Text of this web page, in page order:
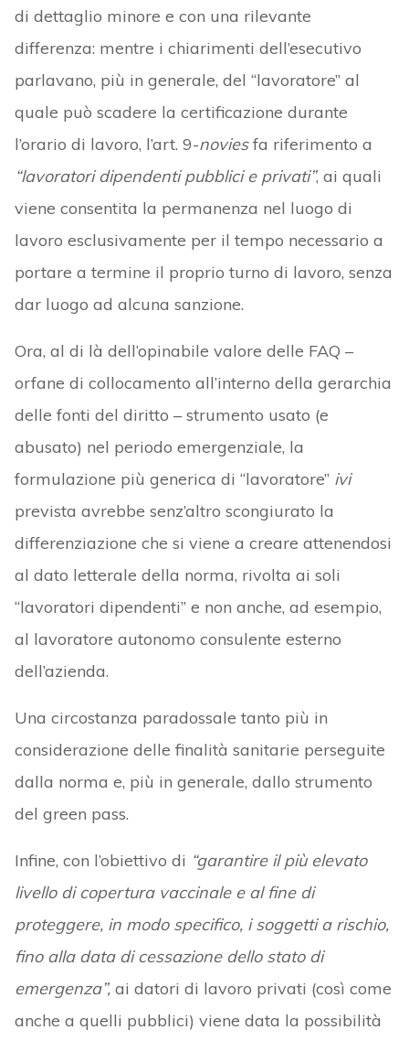
di dettaglio minore e con una rilevante
differenza: mentre i chiarimenti dell’esecutivo
parlavano, più in generale, del “lavoratore” al
quale può scadere la certificazione durante
l’orario di lavoro, l’art. 9-noviesfa riferimento a
“lavoratori dipendenti pubblici e privati”, ai quali
viene consentita la permanenza nel luogo di
lavoro esclusivamente per il tempo necessario a
portare a termine il proprio turno di lavoro, senza
dar luogo ad alcuna sanzione.
Ora, al di là dell’opinabile valore delle FAQ –
orfane di collocamento all’interno della gerarchia
delle fonti del diritto – strumento usato (e
abusato) nel periodo emergenziale, la
formulazione più generica di “lavoratore” ivi
prevista avrebbe senz’altro scongiurato la
differenziazione che si viene a creare attenendosi
al dato letterale della norma, rivolta ai soli
“lavoratori dipendenti” e non anche, ad esempio,
al lavoratore autonomo consulente esterno
dell’azienda.
Una circostanza paradossale tanto più in
considerazione delle finalità sanitarie perseguite
dalla norma e, più in generale, dallo strumento
del green pass.
Infine, con l’obiettivo di “garantire il più elevato
livello di copertura vaccinale e al fine di
proteggere, in modo specifico, i soggetti a rischio,
fino alla data di cessazione dello stato di
emergenza”,ai datori di lavoro privati (così come
anche a quelli pubblici) viene data la possibilità